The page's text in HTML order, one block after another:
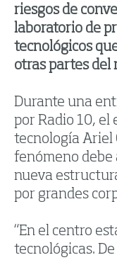
riesgos de
laboratorio de
tecnológicos
otras partes del
Durante una
por Radio 10, el
tecnología Ariel
fenómeno debe
nueva
por grandes
“En el centro
tecnológicas.